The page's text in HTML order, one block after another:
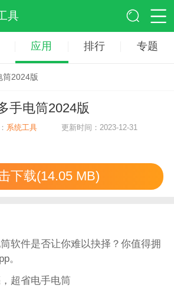
具
应用 排行 专题
筒2024版
手电筒2024版
系统工具 更新时间：2023-12-31
下载(14.05 MB)
软件是否让你难以抉择？你值得拥
。
超省电手电筒